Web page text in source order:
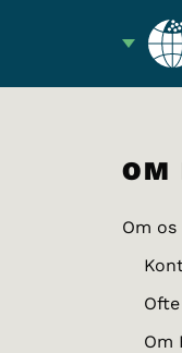
OM
Om os
Om